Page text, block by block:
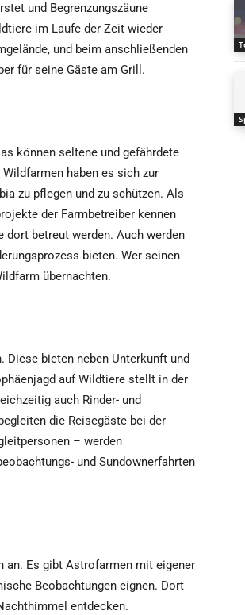
und Begrenzungszäune
im Laufe der Zeit wieder
und beim anschließenden
für seine Gäste am Grill.
können seltene und gefährdete
haben es sich zur
zu pflegen und zu schützen. Als
der Farmbetreiber kennen
dort betreut werden. Auch werden
bieten. Wer seinen
übernachten.
bieten neben Unterkunft und
auf Wildtiere stellt in der
auch Rinder- und
die Reisegäste bei der
– werden
und Sundownerfahrten
an. Es gibt Astrofarmen mit eigener
Beobachtungen eignen. Dort
entdecken.